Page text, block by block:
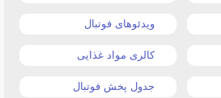
ویدئوهای فوتبال
کالری مواد غذایی
جدول پخش فوتبال